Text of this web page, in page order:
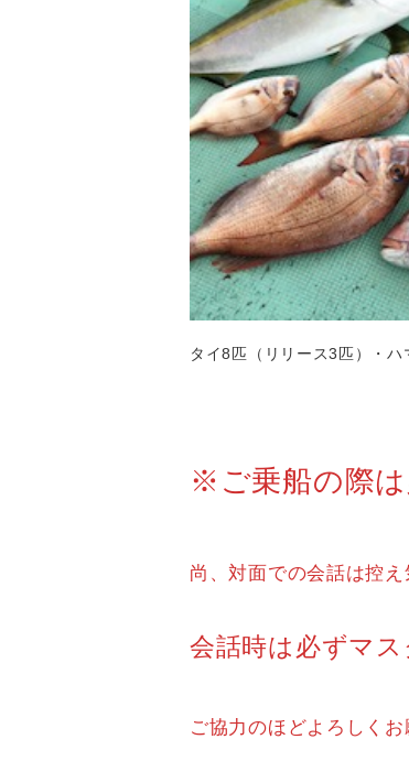
タイ8匹（リリース3匹）・
※ご乗船の際は
尚、対面での会話は控
会話時は必ずマス
ご協力のほどよろしくお